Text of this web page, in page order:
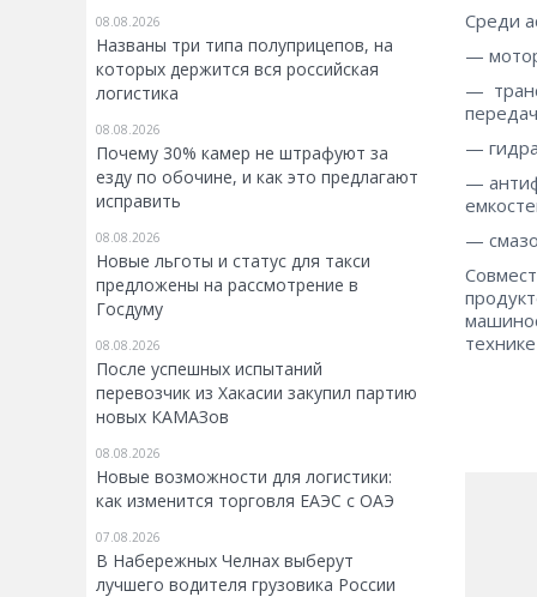
08.08.2026
Названы три типа полуприцепов, на
которых держится вся российская
логистика
08.08.2026
Почему 30% камер не штрафуют за
езду по обочине, и как это предлагают
исправить
08.08.2026
Новые льготы и статус для такси
предложены на рассмотрение в
Госдуму
08.08.2026
После успешных испытаний
перевозчик из Хакасии закупил партию
новых КАМАЗов
08.08.2026
Новые возможности для логистики:
как изменится торговля ЕАЭС с ОАЭ
07.08.2026
В Набережных Челнах выберут
лучшего водителя грузовика России
Среди
—
—
—
—
—